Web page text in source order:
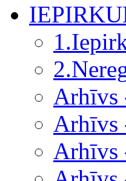
Arhīvs
Arhīvs
Arhīvs